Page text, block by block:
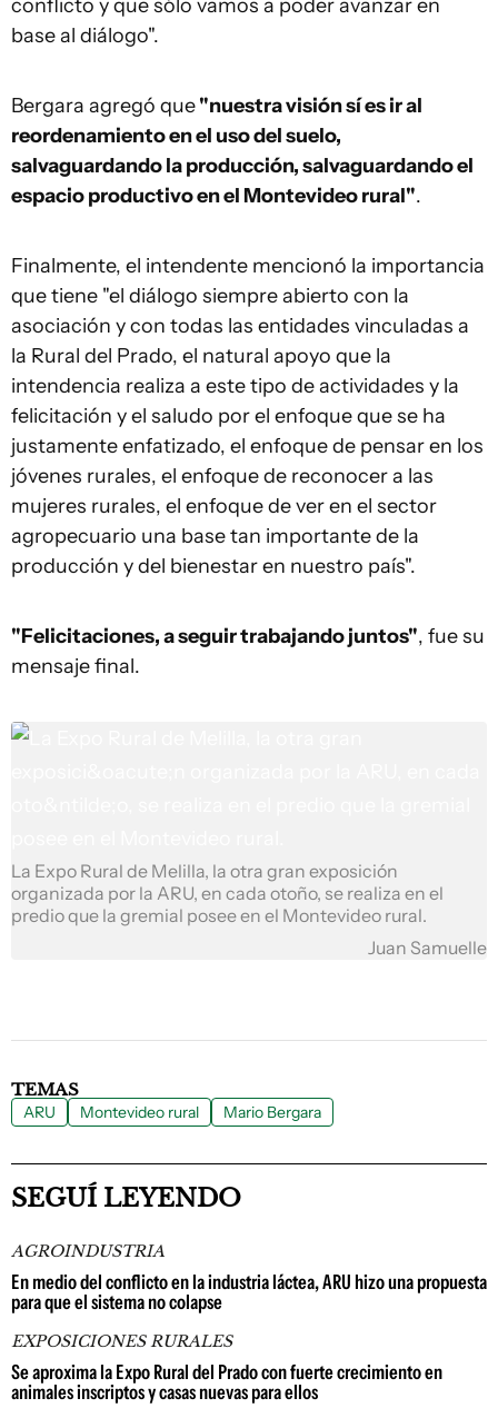
conflicto y que sólo vamos a poder avanzar en
base al diálogo".
Bergara agregó que"nuestra visión sí es ir al
reordenamiento en el uso del suelo,
salvaguardando la producción, salvaguardando el
espacio productivo en el Montevideo rural".
Finalmente, el intendente mencionó la importancia
que tiene "el diálogo siempre abierto con la
asociación y con todas las entidades vinculadas a
la Rural del Prado, el natural apoyo que la
intendencia realiza a este tipo de actividades y la
felicitación y el saludo por el enfoque que se ha
justamente enfatizado, el enfoque de pensar en los
jóvenes rurales, el enfoque de reconocer a las
mujeres rurales, el enfoque de ver en el sector
agropecuario una base tan importante de la
producción y del bienestar en nuestro país".
"Felicitaciones, a seguir trabajando juntos", fue su
mensaje final.
La Expo Rural de Melilla, la otra gran exposición
organizada por la ARU, en cada otoño, se realiza en el
predio que la gremial posee en el Montevideo rural.
Juan Samuelle
TEMAS
ARU Montevideo rural Mario Bergara
SEGUÍ LEYENDO
AGROINDUSTRIA
En medio del conflicto en la industria láctea, ARU hizo una propuesta
para que el sistema no colapse
EXPOSICIONES RURALES
Se aproxima la Expo Rural del Prado con fuerte crecimiento en
animales inscriptos y casas nuevas para ellos